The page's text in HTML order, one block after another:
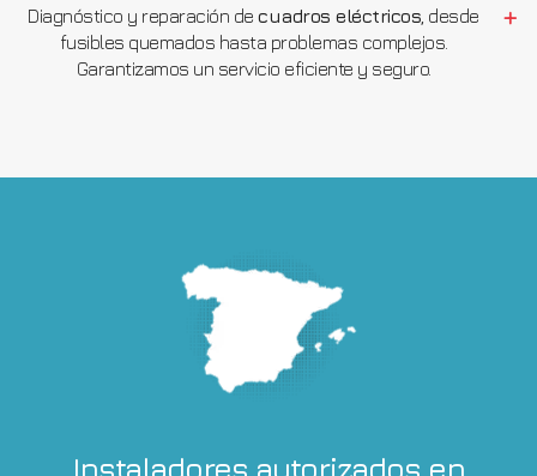
Diagnóstico y reparación decuadros eléctricos , desde
fusibles quemados hasta problemas complejos.
Garantizamos un servicio eficiente y seguro.
Instaladores autorizados en